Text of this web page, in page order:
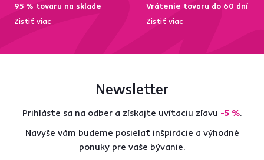
95 % tovaru na sklade
Zistiť viac
Vrátenie tovaru do 60 dní
Zistiť viac
Newsletter
Prihláste sa na odber a získajte uvítaciu zľavu -5 %.
Navyše vám budeme posielať inšpirácie a výhodné
ponuky pre vaše bývanie.